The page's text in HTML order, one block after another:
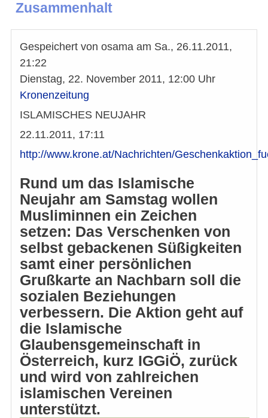
Zusammenhalt
Gespeichert von osama am Sa., 26.11.2011,
21:22
Dienstag, 22. November 2011, 12:00 Uhr
Kronenzeitung
ISLAMISCHES NEUJAHR
22.11.2011, 17:11
http://www.krone.at/Nachrichten/
Rund um das Islamische
Neujahr am Samstag wollen
Musliminnen ein Zeichen
setzen: Das Verschenken von
selbst gebackenen Süßigkeiten
samt einer persönlichen
Grußkarte an Nachbarn soll die
sozialen Beziehungen
verbessern. Die Aktion geht auf
die Islamische
Glaubensgemeinschaft in
Österreich, kurz IGGiÖ, zurück
und wird von zahlreichen
islamischen Vereinen
unterstützt.